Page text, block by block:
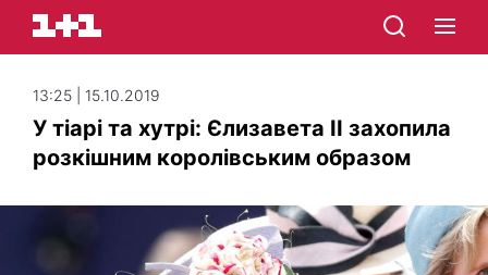
13:25 | 15.10.2019
У тіарі та хутрі: Єлизавета ІІ захопила
розкішним королівським образом